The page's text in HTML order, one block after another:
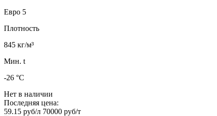
Евро 5
Плотность
845 кг/м³
Мин. t
-26 °C
Нет в наличии
Последняя цена:
59.15 руб/л 70000 руб/т